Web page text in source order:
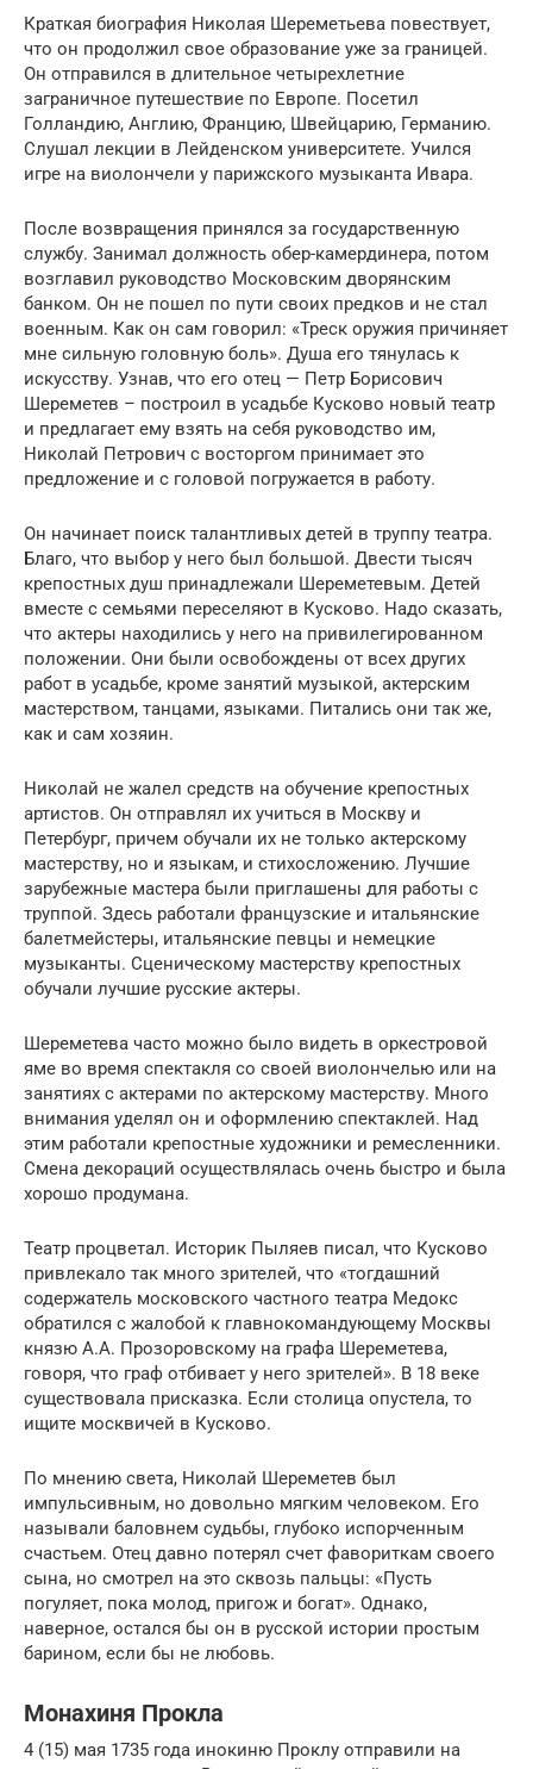
Краткая биография Николая Шереметьева повествует,
что он продолжил свое образование уже за границей.
Он отправился в длительное четырехлетние
заграничное путешествие по Европе. Посетил
Голландию, Англию, Францию, Швейцарию, Германию.
Слушал лекции в Лейденском университете. Учился
игре на виолончели у парижского музыканта Ивара.
После возвращения принялся за государственную
службу. Занимал должность обер-камердинера, потом
возглавил руководство Московским дворянским
банком. Он не пошел по пути своих предков и не стал
военным. Как он сам говорил: «Треск оружия причиняет
мне сильную головную боль». Душа его тянулась к
искусству. Узнав, что его отец — Петр Борисович
Шереметев – построил в усадьбе Кусково новый театр
и предлагает ему взять на себя руководство им,
Николай Петрович с восторгом принимает это
предложение и с головой погружается в работу.
Он начинает поиск талантливых детей в труппу театра.
Благо, что выбор у него был большой. Двести тысяч
крепостных душ принадлежали Шереметевым. Детей
вместе с семьями переселяют в Кусково. Надо сказать,
что актеры находились у него на привилегированном
положении. Они были освобождены от всех других
работ в усадьбе, кроме занятий музыкой, актерским
мастерством, танцами, языками. Питались они так же,
как и сам хозяин.
Николай не жалел средств на обучение крепостных
артистов. Он отправлял их учиться в Москву и
Петербург, причем обучали их не только актерскому
мастерству, но и языкам, и стихосложению. Лучшие
зарубежные мастера были приглашены для работы с
труппой. Здесь работали французские и итальянские
балетмейстеры, итальянские певцы и немецкие
музыканты. Сценическому мастерству крепостных
обучали лучшие русские актеры.
Шереметева часто можно было видеть в оркестровой
яме во время спектакля со своей виолончелью или на
занятиях с актерами по актерскому мастерству. Много
внимания уделял он и оформлению спектаклей. Над
этим работали крепостные художники и ремесленники.
Смена декораций осуществлялась очень быстро и была
хорошо продумана.
Театр процветал. Историк Пыляев писал, что Кусково
привлекало так много зрителей, что «тогдашний
содержатель московского частного театра Медокс
обратился с жалобой к главнокомандующему Москвы
князю А.А. Прозоровскому на графа Шереметева,
говоря, что граф отбивает у него зрителей». В 18 веке
существовала присказка. Если столица опустела, то
ищите москвичей в Кусково.
По мнению света, Николай Шереметев был
импульсивным, но довольно мягким человеком. Его
называли баловнем судьбы, глубоко испорченным
счастьем. Отец давно потерял счет фавориткам своего
сына, но смотрел на это сквозь пальцы: «Пусть
погуляет, пока молод, пригож и богат». Однако,
наверное, остался бы он в русской истории простым
барином, если бы не любовь.
Монахиня Прокла
4 (15) мая 1735 года инокиню Проклу отправили на